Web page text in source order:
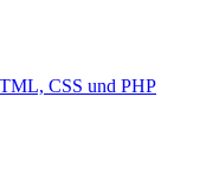
CSS und PHP